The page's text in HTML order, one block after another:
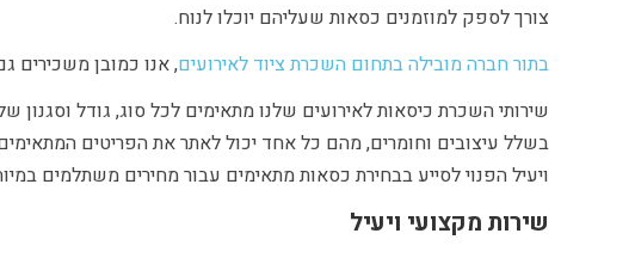
צורך לספק למוזמנים כסאות שעליהם יוכלו לנוח.
בתור חברה מובילה בתחום השכרת ציוד לאירועים, אנו כמובן משכירים
שירותי השכרת כיסאות לאירועים שלנו מתאימים לכל סוג, גודל וסגנון
בשלל עיצובים וחומרים, מהם כל אחד יכול לאתר את הפריטים
ויעיל הפנוי לסייע בבחירת כסאות מתאימים עבור מחירים משתלמים
שירות מקצועי ויעיל